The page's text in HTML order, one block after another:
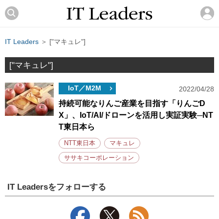
IT Leaders ＞ ["マキュレ"]
["マキュレ"]
IoT／M2M 2022/04/28
持続可能なりんご産業を目指す「りんごD
X」、IoT/AI/ドローンを活用し実証実験─NT
T東日本ら
NTT東日本 マキュレ
ササキコーポレーション
IT Leadersをフォローする